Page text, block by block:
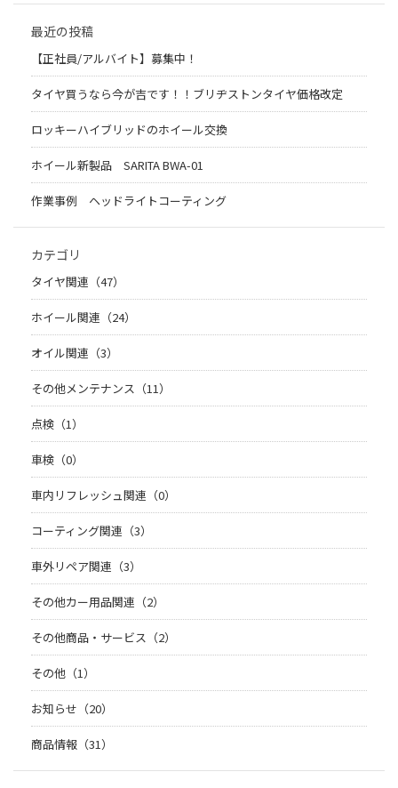
最近の投稿
【正社員/アルバイト】募集中！
タイヤ買うなら今が吉です！！ブリヂストンタイヤ価格改定
ロッキーハイブリッドのホイール交換
ホイール新製品 SARITA BWA-01
作業事例 ヘッドライトコーティング
カテゴリ
タイヤ関連（47）
ホイール関連（24）
オイル関連（3）
その他メンテナンス（11）
点検（1）
車検（0）
車内リフレッシュ関連（0）
コーティング関連（3）
車外リペア関連（3）
その他カー用品関連（2）
その他商品・サービス（2）
その他（1）
お知らせ（20）
商品情報（31）